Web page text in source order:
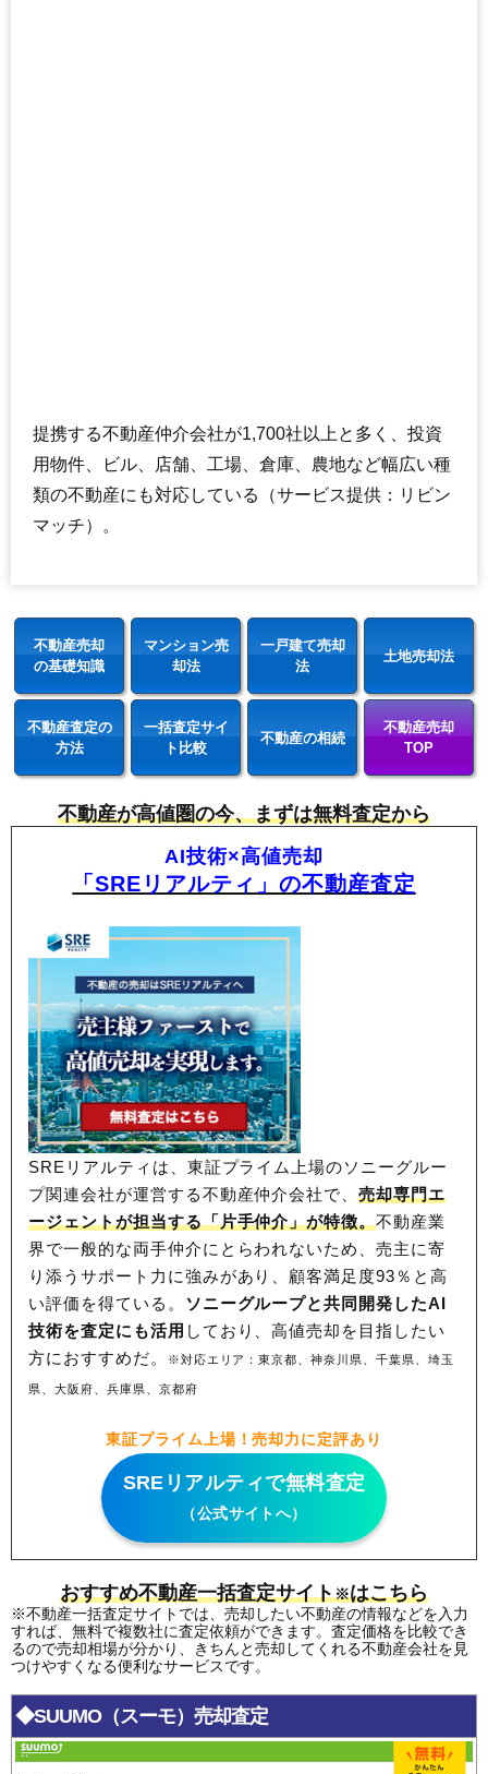
提携する不動産仲介会社が1,700社以上と多く、投資
用物件、ビル、店舗、工場、倉庫、農地など幅広い種
類の不動産にも対応している（サービス提供：リビン
マッチ）。
不動産売却
の基礎知識
マンション売
却法
一戸建て売却
法
土地売却法
不動産査定の
方法
一括査定サイ
ト比較
不動産の相続
不動産売却
TOP
不動産が高値圏の今、まずは無料査定から
AI技術×高値売却
「SREリアルティ」の不動産査定
SREリアルティは、東証プライム上場のソニーグルー
プ関連会社が運営する不動産仲介会社で、売却専門エ
ージェントが担当する「片手仲介」が特徴。不動産業
界で一般的な両手仲介にとらわれないため、売主に寄
り添うサポート力に強みがあり、顧客満足度93％と高
い評価を得ている。 ソニーグループと共同開発したAI
技術を査定にも活用 しており、高値売却を目指したい
方におすすめだ。
※対応エリア：東京都、神奈川県、千葉県、埼玉
県、大阪府、兵庫県、京都府
東証プライム上場！売却力に定評あり
SREリアルティで無料査定
（公式サイトへ）
おすすめ不動産一括査定サイト※はこちら
※不動産一括査定サイトでは、売却したい不動産の情報などを入力
すれば、無料で複数社に査定依頼ができます。査定価格を比較でき
るので売却相場が分かり、きちんと売却してくれる不動産会社を見
つけやすくなる便利なサービスです。
◆SUUMO（スーモ）売却査定